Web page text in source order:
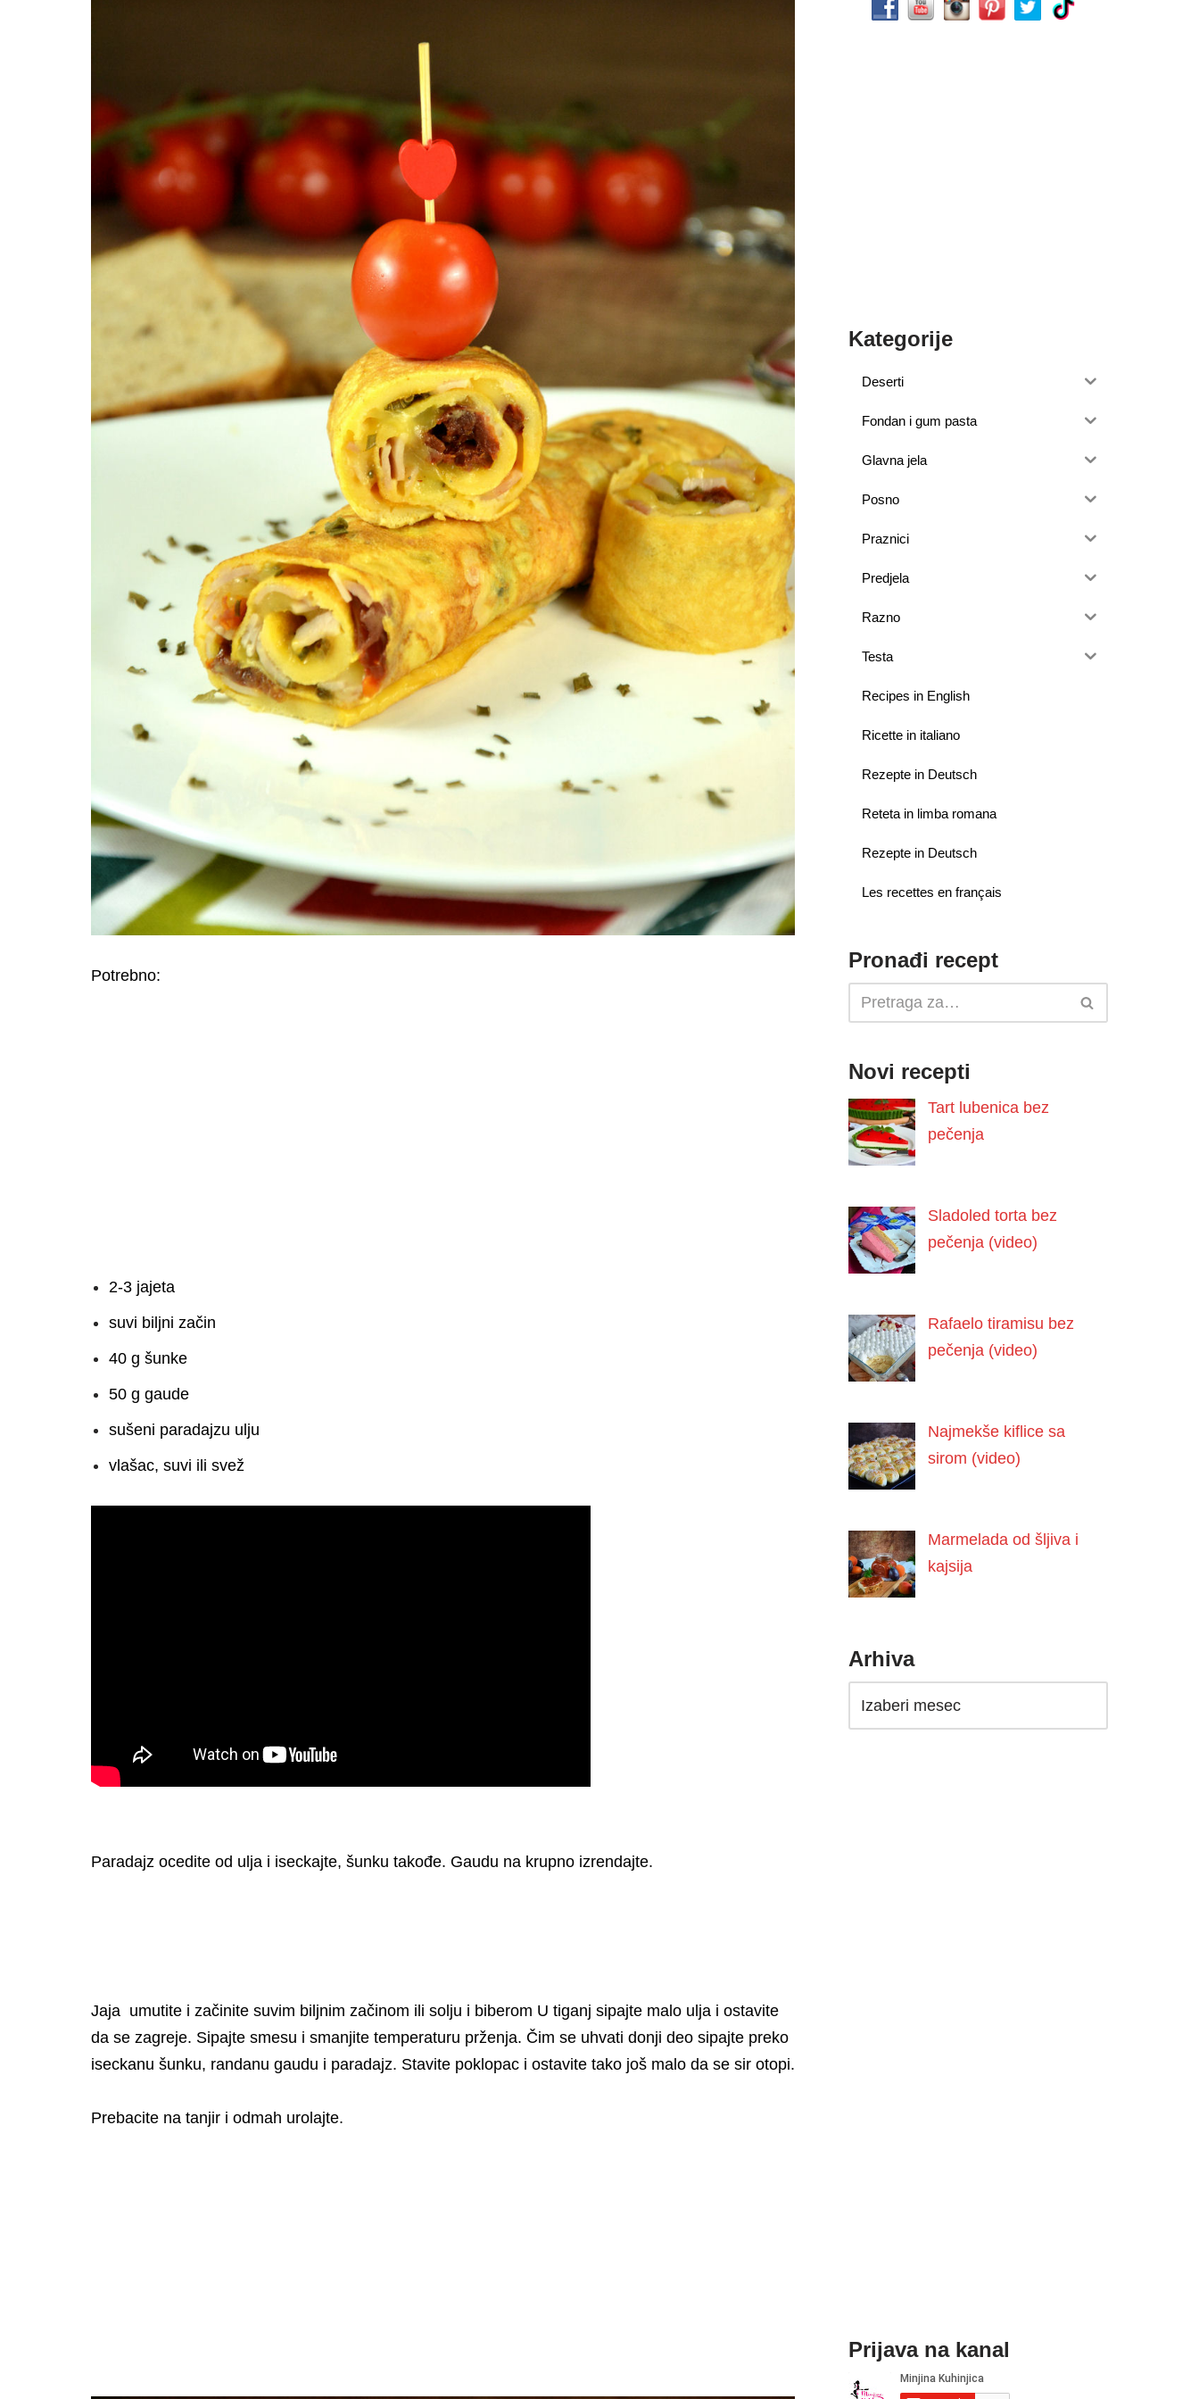
Potrebno:
2-3 jajeta
suvi biljni začin
40 g šunke
50 g gaude
sušeni paradajzu ulju
vlašac, suvi ili svež
Paradajz ocedite od ulja i iseckajte, šunku takođe. Gaudu na krupno izrendajte.
Jaja umutite i začinite suvim biljnim začinom ili solju i biberom U tiganj sipajte malo ulja i ostavite
da se zagreje. Sipajte smesu i smanjite temperaturu prženja. Čim se uhvati donji deo sipajte preko
iseckanu šunku, randanu gaudu i paradajz. Stavite poklopac i ostavite tako još malo da se sir otopi.
Prebacite na tanjir i odmah urolajte.
Kategorije
Deserti
Fondan i gum pasta
Glavna jela
Posno
Praznici
Predjela
Razno
Testa
Recipes in English
Ricette in italiano
Rezepte in Deutsch
Reteta in limba romana
Rezepte in Deutsch
Les recettes en français
Pronađi recept
Novi recepti
Tart lubenica bez
pečenja
Sladoled torta bez
pečenja (video)
Rafaelo tiramisu bez
pečenja (video)
Najmekše kiflice sa
sirom (video)
Marmelada od šljiva i
kajsija
Arhiva
Prijava na kanal